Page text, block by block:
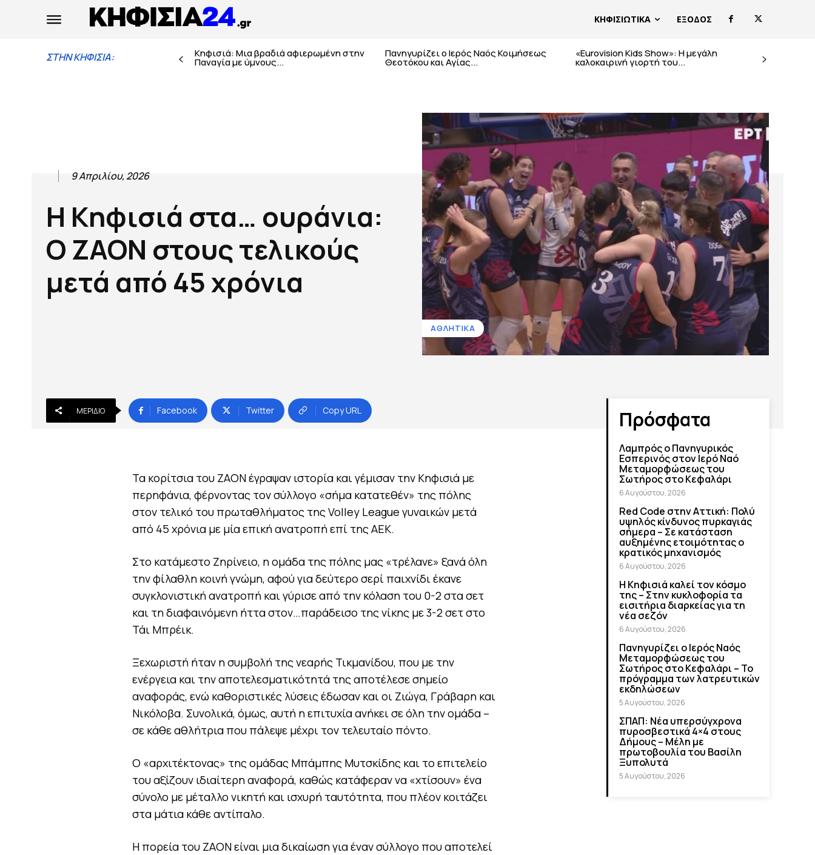
ΚΗΦΙΣΙΩΤΙΚΑ ΕΞΟΔΟΣ
ΣΤΗΝ ΚΗΦΙΣΙΑ: Κηφισιά: Μια βραδιά αφιερωμένη στην
Παναγία με ύμνους...
Πανηγυρίζει ο Ιερός Ναός Κοιμήσεως
Θεοτόκου και Αγίας...
«Eurovision Kids Show»: Η μεγάλη
καλοκαιρινή γιορτή του...
9 Απριλίου, 2026
Η Κηφισιά στα… ουράνια:
Ο ΖΑΟΝ στους τελικούς
μετά από 45 χρόνια
ΑΘΛΗΤΙΚΑ
ΜΕΡΊΔΙΟ Facebook Twitter Copy URL
Τα κορίτσια του ΖΑΟΝ έγραψαν ιστορία και γέμισαν την Κηφισιά με
περηφάνια, φέρνοντας τον σύλλογο «σήμα κατατεθέν» της πόλης
στον τελικό του πρωταθλήματος της Volley League γυναικών μετά
από 45 χρόνια με μία επική ανατροπή επί της ΑΕΚ.
Στο κατάμεστο Ζηρίνειο, η ομάδα της πόλης μας «τρέλανε» ξανά όλη
την φίλαθλη κοινή γνώμη, αφού για δεύτερο σερί παιχνίδι έκανε
συγκλονιστική ανατροπή και γύρισε από την κόλαση του 0-2 στα σετ
και τη διαφαινόμενη ήττα στον…παράδεισο της νίκης με 3-2 σετ στο
Τάι Μπρέικ.
Ξεχωριστή ήταν η συμβολή της νεαρής Τικμανίδου, που με την
ενέργεια και την αποτελεσματικότητά της αποτέλεσε σημείο
αναφοράς, ενώ καθοριστικές λύσεις έδωσαν και οι Ζιώγα, Γράβαρη και
Νικόλοβα. Συνολικά, όμως, αυτή η επιτυχία ανήκει σε όλη την ομάδα –
σε κάθε αθλήτρια που πάλεψε μέχρι τον τελευταίο πόντο.
Ο «αρχιτέκτονας» της ομάδας Μπάμπης Μυτσκίδης και το επιτελείο
του αξίζουν ιδιαίτερη αναφορά, καθώς κατάφεραν να «χτίσουν» ένα
σύνολο με μέταλλο νικητή και ισχυρή ταυτότητα, που πλέον κοιτάζει
στα μάτια κάθε αντίπαλο.
Η πορεία του ΖΑΟΝ είναι μια δικαίωση για έναν σύλλογο που αποτελεί
Πρόσφατα
Λαμπρός ο Πανηγυρικός
Εσπερινός στον Ιερό Ναό
Μεταμορφώσεως του
Σωτήρος στο Κεφαλάρι
6 Αυγούστου, 2026
Red Code στην Αττική: Πολύ
υψηλός κίνδυνος πυρκαγιάς
σήμερα – Σε κατάσταση
αυξημένης ετοιμότητας ο
κρατικός μηχανισμός
6 Αυγούστου, 2026
Η Κηφισιά καλεί τον κόσμο
της – Στην κυκλοφορία τα
εισιτήρια διαρκείας για τη
νέα σεζόν
6 Αυγούστου, 2026
Πανηγυρίζει ο Ιερός Ναός
Μεταμορφώσεως του
Σωτήρος στο Κεφαλάρι – Το
πρόγραμμα των λατρευτικών
εκδηλώσεων
5 Αυγούστου, 2026
ΣΠΑΠ: Νέα υπερσύγχρονα
πυροσβεστικά 4×4 στους
Δήμους – Μέλη με
πρωτοβουλία του Βασίλη
Ξυπολυτά
5 Αυγούστου, 2026